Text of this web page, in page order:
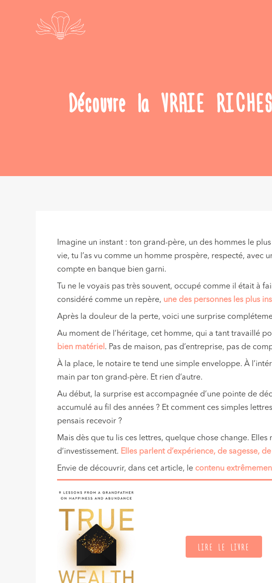
Découvre la VRAIE
Imagine un instant : ton grand-père, un des hommes le
vie, tu l’as vu comme un homme prospère, respecté, avec
compte en banque bien garni.
Tu ne le voyais pas très souvent, occupé comme il était à
considéré comme un repère, une des personnes les plus
Après la douleur de la perte, voici une surprise
Au moment de l’héritage, cet homme, qui a tant travaillé
bien matériel . Pas de maison, pas d’entreprise, pas de
À la place, le notaire te tend une simple enveloppe. À
main par ton grand-père. Et rien d’autre.
Au début, la surprise est accompagnée d’une pointe de
accumulé au fil des années ? Et comment ces simples
pensais recevoir ?
Mais dès que tu lis ces lettres, quelque chose change.
d’investissement. Elles parlent d’expérience, de sagesse,
Envie de découvrir, dans cet article, le contenu
LIRE LE LIVRE